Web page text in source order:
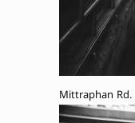
Mittraphan Rd.